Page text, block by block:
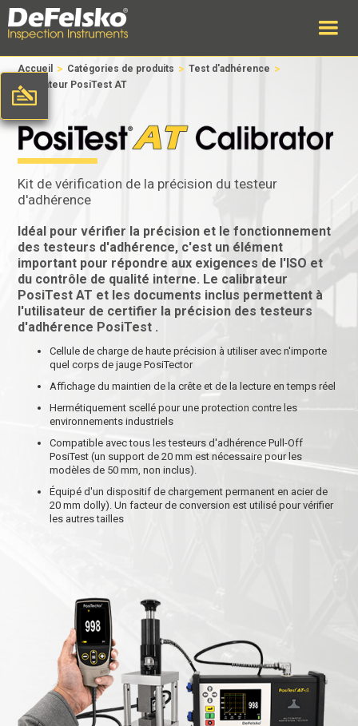
Accueil > Catégories de produits > Test d'adhérence >
Calibrateur PosiTest AT
Kit de vérification de la précision du testeur
d'adhérence
Idéal pour vérifier la précision et le fonctionnement
des testeurs d'adhérence, c'est un élément
important pour répondre aux exigences de l'ISO et
du contrôle de qualité interne. Le calibrateur
PosiTest AT et les documents inclus permettent à
l'utilisateur de certifier la précision des testeurs
d'adhérence PosiTest .
Cellule de charge de haute précision à utiliser avec n'importe
quel corps de jauge PosiTector
Affichage du maintien de la crête et de la lecture en temps réel
Hermétiquement scellé pour une protection contre les
environnements industriels
Compatible avec tous les testeurs d'adhérence Pull-Off
PosiTest (un support de 20 mm est nécessaire pour les
modèles de 50 mm, non inclus).
Équipé d'un dispositif de chargement permanent en acier de
20 mm dolly). Un facteur de conversion est utilisé pour vérifier
les autres tailles